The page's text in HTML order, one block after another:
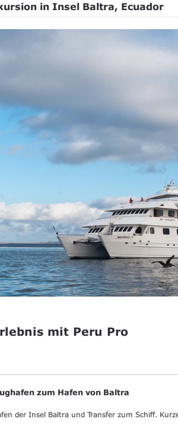
in Insel Baltra, Ecuador
mit Peru Pro
zum Hafen von Baltra
der Insel Baltra und Transfer zum Schiff.